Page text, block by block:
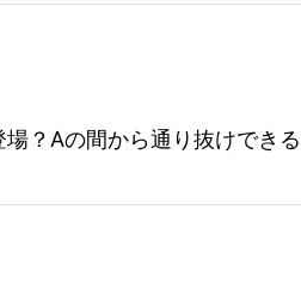
込む
？Aの間から通り抜けで